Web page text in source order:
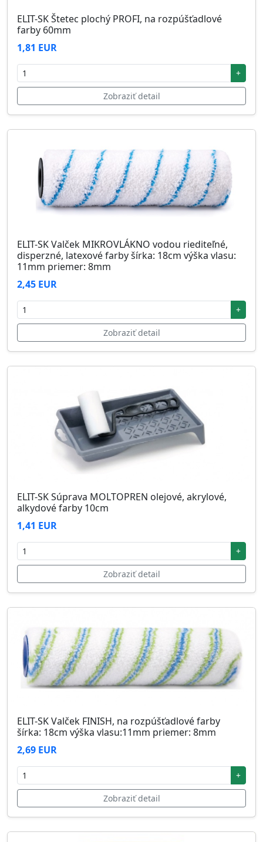
ELIT-SK Štetec plochý PROFI, na rozpúšťadlové
farby 60mm
1,81 EUR
+
Zobraziť detail
ELIT-SK Valček MIKROVLÁKNO vodou riediteľné,
disperzné, latexové farby šírka: 18cm výška vlasu:
11mm priemer: 8mm
2,45 EUR
+
Zobraziť detail
ELIT-SK Súprava MOLTOPREN olejové, akrylové,
alkydové farby 10cm
1,41 EUR
+
Zobraziť detail
ELIT-SK Valček FINISH, na rozpúšťadlové farby
šírka: 18cm výška vlasu:11mm priemer: 8mm
2,69 EUR
+
Zobraziť detail